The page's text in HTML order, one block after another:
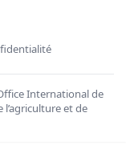
International de
l’agriculture et de